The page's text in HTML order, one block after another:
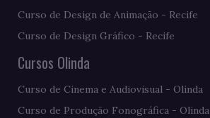
Curso de Design de Animação - Recife
Curso de Design Gráfico - Recife
Cursos Olinda
Curso de Cinema e Audiovisual - Olinda
Curso de Produção Fonográfica - Olinda